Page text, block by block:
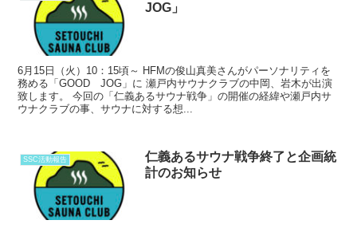
JOG」
6月15日（火）10：15頃～ HFMの俊山真美さんがパーソナリティを
務める「GOOD JOG」に 瀬戸内サウナクラブの中岡、岩木が出演
致します。 今回の「仁義あるサウナ戦争」の開催の経緯や瀬戸内サ
ウナクラブの事、サウナに対する想...
SSC活動報告
仁義あるサウナ戦争終了と企画統
計のお知らせ